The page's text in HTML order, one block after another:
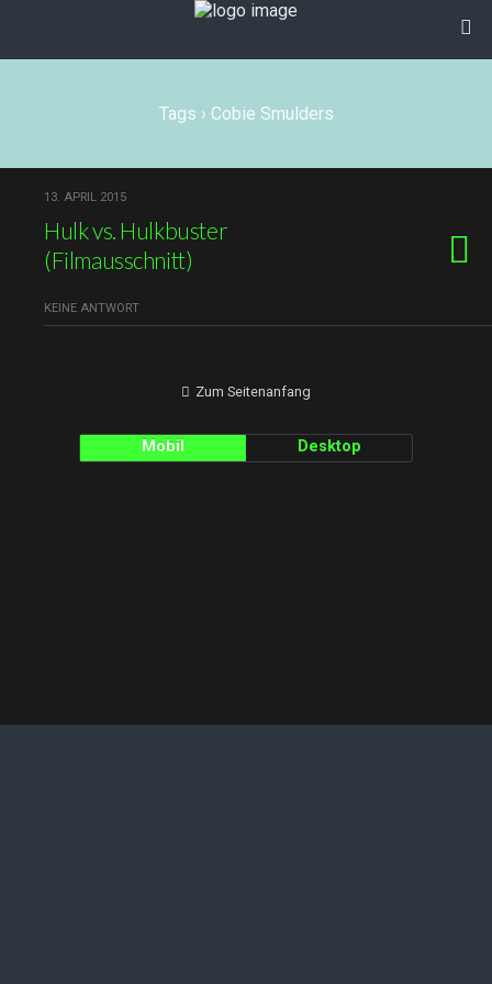
Tags › Cobie Smulders
13. APRIL 2015
Hulk vs. Hulkbuster
(Filmausschnitt)
KEINE ANTWORT
Zum Seitenanfang
Mobil Desktop